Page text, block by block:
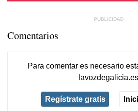
Comentarios
Para comentar es necesario
lavozdegalicia.es
Regístrate gratis